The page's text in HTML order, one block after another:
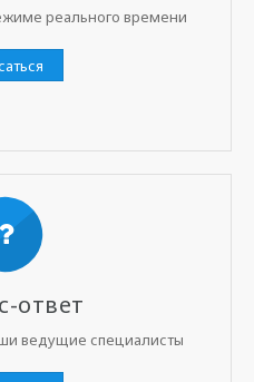
реального времени
ответ
ведущие специалисты